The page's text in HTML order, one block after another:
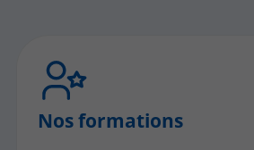
Nos formations